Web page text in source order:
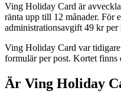
Ving Holiday Card är
ränta upp till 12 månader. För
administrationsavgift 49 kr per
Ving Holiday Card var tidigare
formulär per post. Kortet finns
Är Ving Holiday